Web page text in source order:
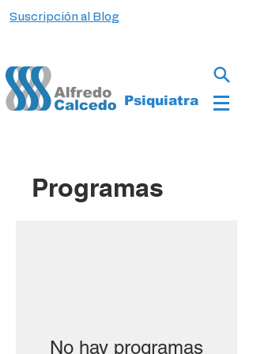
Suscripción al Blog
Psiquiatra
Programas
No hay programas